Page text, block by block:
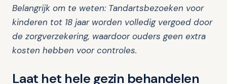
Belangrijk om te weten: Tandartsbezoeken voor
kinderen tot 18 jaar worden volledig vergoed door
de zorgverzekering, waardoor ouders geen extra
kosten hebben voor controles.
Laat het hele gezin behandelen